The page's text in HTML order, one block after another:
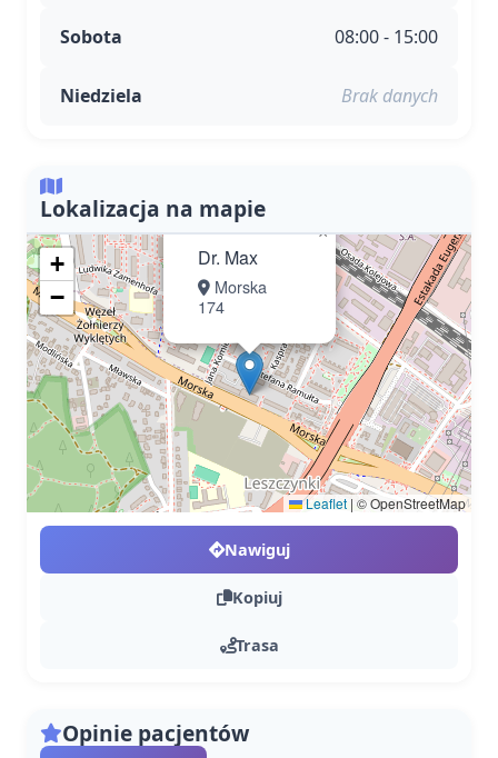
Sobota 08:00 - 15:00
Niedziela Brak danych
Lokalizacja na mapie
Dr. Max
Morska
174
×
+
−
Leaflet | © OpenStreetMap
Nawiguj
Kopiuj
Trasa
Opinie pacjentów